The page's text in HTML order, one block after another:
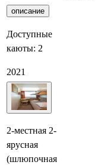
описание
Доступные
каюты: 2
2021
2-местная 2-
ярусная
(шлюпочная